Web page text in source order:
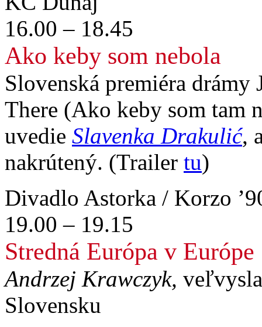
16.00 – 18.45
Ako keby som nebola
Slovenská premiéra
There (Ako keby som tam
uvedie Slavenka Drakulić,
nakrútený. (Trailer tu)
Divadlo Astorka / Korzo
19.00 – 19.15
Stredná Európa v Európe
Andrzej Krawczyk,
Slovensku